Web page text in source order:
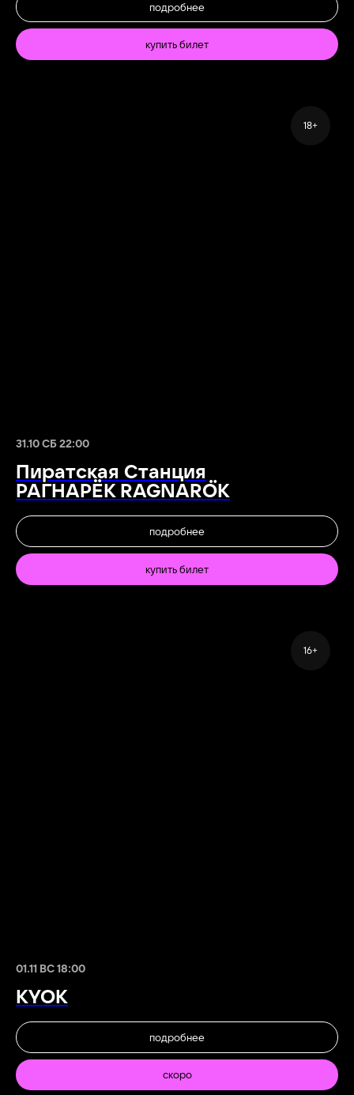
подробнее
купить билет
18+
31.10 СБ 22:00
Пиратская Станция
РАГНАРЁК RAGNARÖK
подробнее
купить билет
16+
01.11 ВС 18:00
KYOK
подробнее
скоро